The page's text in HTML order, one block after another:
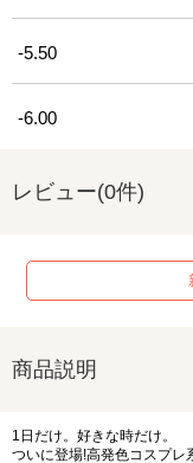
-5.50
-6.00
レビュー(0件)
商品説明
1日だけ。好きな時だけ。
ついに登場!高発色コスプ